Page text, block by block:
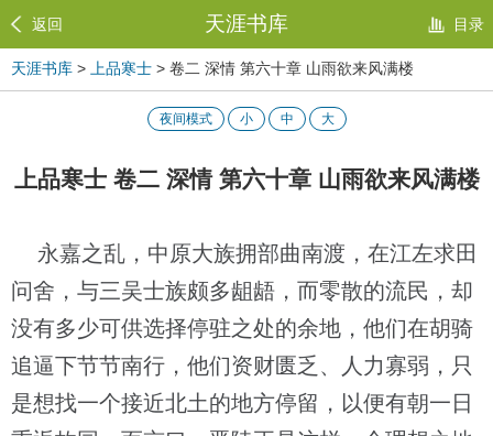
返回 天涯书库 目录
天涯书库 > 上品寒士 > 卷二 深情 第六十章 山雨欲来风满楼
夜间模式 小 中 大
上品寒士 卷二 深情 第六十章 山雨欲来风满楼
永嘉之乱，中原大族拥部曲南渡，在江左求田
问舍，与三吴士族颇多龃龉，而零散的流民，却
没有多少可供选择停驻之处的余地，他们在胡骑
追逼下节节南行，他们资财匮乏、人力寡弱，只
是想找一个接近北土的地方停留，以便有朝一日